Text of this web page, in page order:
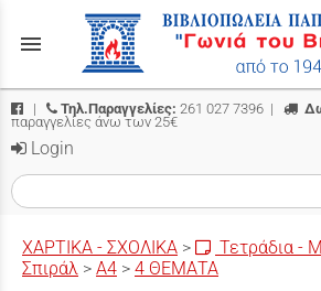
menu
| Τηλ.Παραγγελίες: 261 027 7396 |
παραγγελίες άνω των 25€
Login
ΧΑΡΤΙΚΑ - ΣΧΟΛΙΚΑ > Τετράδια -
Σπιράλ > Α4 > 4 ΘΕΜΑΤΑ